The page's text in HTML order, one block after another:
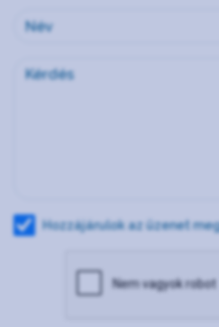
Hozzájárulok az üzenet